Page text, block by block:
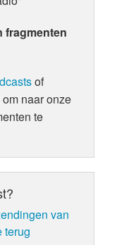
fragmenten
of
om naar onze
te
van
terug